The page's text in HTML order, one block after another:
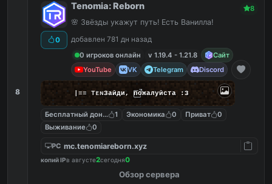
8
0
Tenomia: Reborn 8
🌸 Звёзды укажут путь! Есть Ванилла!
добавлен 781 дн назад
0 игроков онлайн
v 1.19.4 - 1.21.8
Сайт
YouTube
VK Telegram Discord
|≡≡ TᴇɴЗайди, пожалуйста :3
Бесплатный донат 1 Экономика 0 Приват
0
Выживание
0
PC mc.tenomiareborn.xyz
копий IPв августе2сегодня0
Обзор сервера